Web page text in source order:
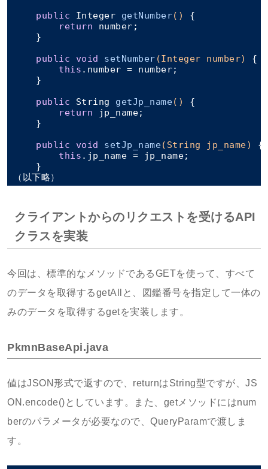
public Integer getNumber()
{
return number;
    }
public
void setNumber (Integer number)
{
this .number = number;
    }
public String getJp_name()
{
return jp_name;
    }
public
void setJp_name(String jp_name)
{
this .jp_name = jp_name;
    }
クライアントからのリクエストを受けるAPI
クラスを実装
今回は、標準的なメソッドであるGETを使って、すべて
のデータを取得するgetAllと、図鑑番号を指定して一体の
みのデータを取得するgetを実装します。
PkmnBaseApi.java
値はJSON形式で返すので、returnはString型ですが、JS
ON.encode()としています。また、getメソッドにはnum
berのパラメータが必要なので、QueryParamで渡しま
す。